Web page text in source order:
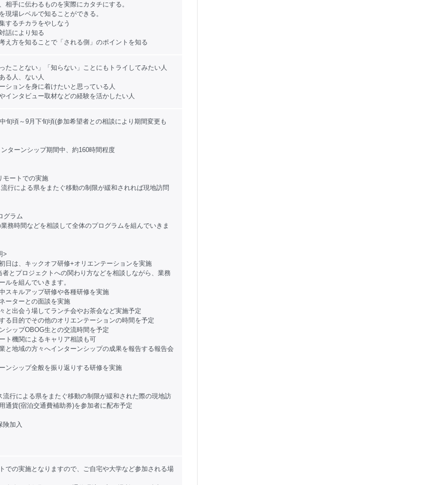
手に伝わるものを実際にカタチにする。
場レベルで知ることができる。
するチカラをやしなう
話により知る
え方を知ることで「される側」のポイントを知る
たことない」「知らない」ことにもトライしてみたい人
る人、ない人
ションを身に着けたいと思っている人
インタビュー取材などの経験を活かしたい人
旬頃～9月下旬頃(参加希望者との相談により期間変更も
ンターンシップ期間中、約160時間程度
モートでの実施
行による県をまたぐ移動の制限が緩和されれば現地訪問
グラム
務時間などを相談して全体のプログラムを組んでいきま
>
日は、キックオフ研修+オリエンテーションを実施
者とプロジェクトへの関わり方などを相談しながら、業務
ルを組んでいきます。
スキルアップ研修や各種研修を実施
ーターとの面談を実施
と出会う場してランチ会やお茶会など実施予定
る目的でその他のオリエンテーションの時間を予定
シップOBOG生との交流時間を予定
ト機関によるキャリア相談も可
と地域の方々へインターンシップの成果を報告する報告会
ンシップ全般を振り返りする研修を実施
流行による県をまたぐ移動の制限が緩和された際の現地訪
通貨(宿泊交通費補助券)を参加者に配布予定
険加入
での実施となりますので、ご自宅や大学など参加される場